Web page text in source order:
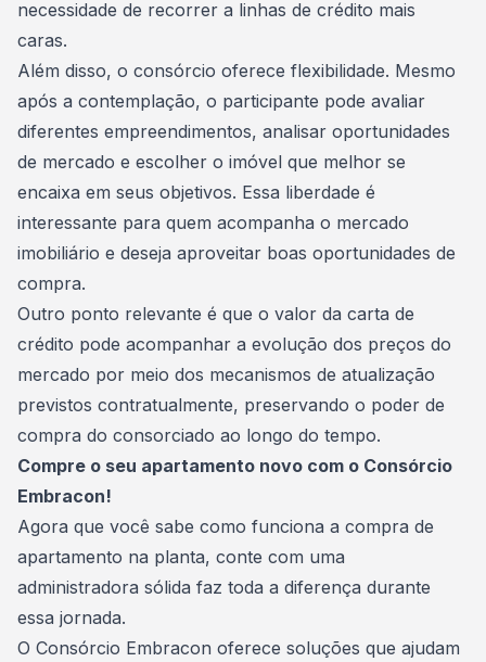
necessidade de recorrer a linhas de crédito mais
caras.
Além disso, o consórcio oferece flexibilidade. Mesmo
após a contemplação, o participante pode avaliar
diferentes empreendimentos, analisar oportunidades
de mercado e escolher o imóvel que melhor se
encaixa em seus objetivos. Essa liberdade é
interessante para quem acompanha o mercado
imobiliário e deseja aproveitar boas oportunidades de
compra.
Outro ponto relevante é que o valor da carta de
crédito pode acompanhar a evolução dos preços do
mercado por meio dos mecanismos de atualização
previstos contratualmente, preservando o poder de
compra do consorciado ao longo do tempo.
Compre o seu apartamento novo com o Consórcio
Embracon!
Agora que você sabe como funciona a compra de
apartamento na planta, conte com uma
administradora sólida faz toda a diferença durante
essa jornada.
O Consórcio Embracon oferece soluções que ajudam